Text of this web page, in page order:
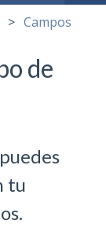
Campos
de
tu